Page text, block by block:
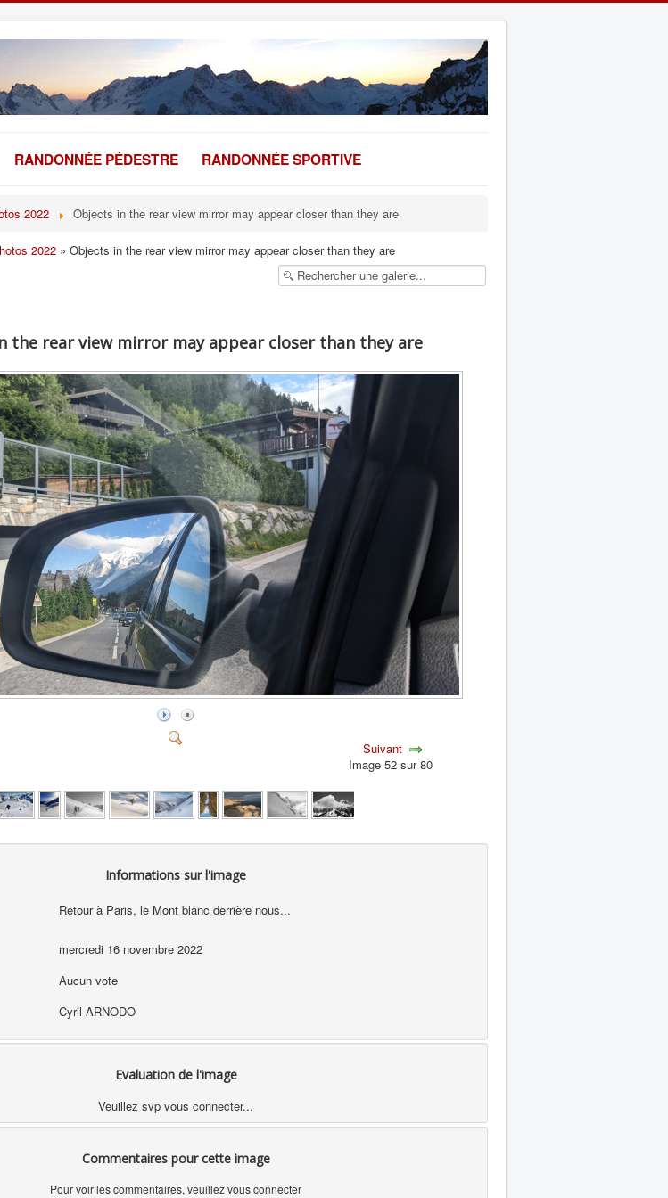
RANDONNÉE PÉDESTRE RANDONNÉE SPORTIVE
2022 Objects in the rear view mirror may appear closer than they are
2022 » Objects in the rear view mirror may appear closer than they are
the rear view mirror may appear closer than they are
Suivant
Image 52 sur 80
Informations sur l'image
Retour à Paris, le Mont blanc derrière nous...
mercredi 16 novembre 2022
Aucun vote
Cyril ARNODO
Evaluation de l'image
Veuillez svp vous connecter...
Commentaires pour cette image
Pour voir les commentaires, veuillez vous connecter